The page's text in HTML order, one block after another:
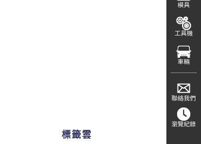
標籤雲
模具
工具機
車輛
聯絡我們
瀏覽紀錄